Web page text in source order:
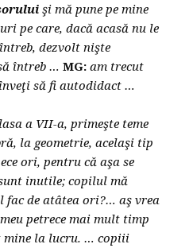
şi mă pune pe mine
pe care, dacă acasă nu le
dezvolt nişte
întreb …MG: am trecut
să fi autodidact …
a VII-a, primeşte teme
la geometrie, acelaşi tip
ori, pentru că aşa se
inutile; copilul mă
fac de atâtea ori?… aş vrea
petrece mai mult timp
mine la lucru. … copiii